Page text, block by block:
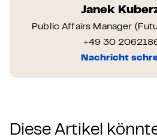
Janek
Public Affairs Manager
+49 30
Nachricht
Diese Artikel